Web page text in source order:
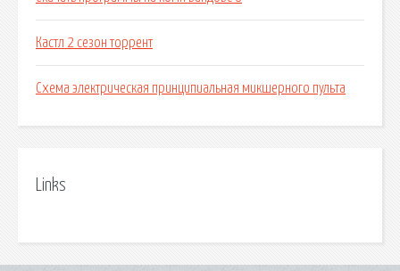
Кастл 2 сезон торрент
Схема электрическая принципиальная микшерного пульта
Links